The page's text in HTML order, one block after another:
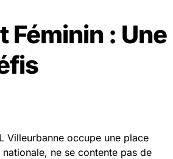
Féminin : Une
Villeurbanne occupe une place
ne se contente pas de